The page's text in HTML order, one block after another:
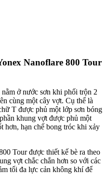
Nanoflare 800 Tour
ở nước sơn khi phối trộn 2
cùng một cây vợt. Cụ thể là
T được phủ một lớp sơn bóng
khung vợt được phủ một
hơn, hạn chế bong tróc khi xảy
Tour được thiết kế bè ra theo
vợt chắc chắn hơn so với các
tối đa lực cản không khí để